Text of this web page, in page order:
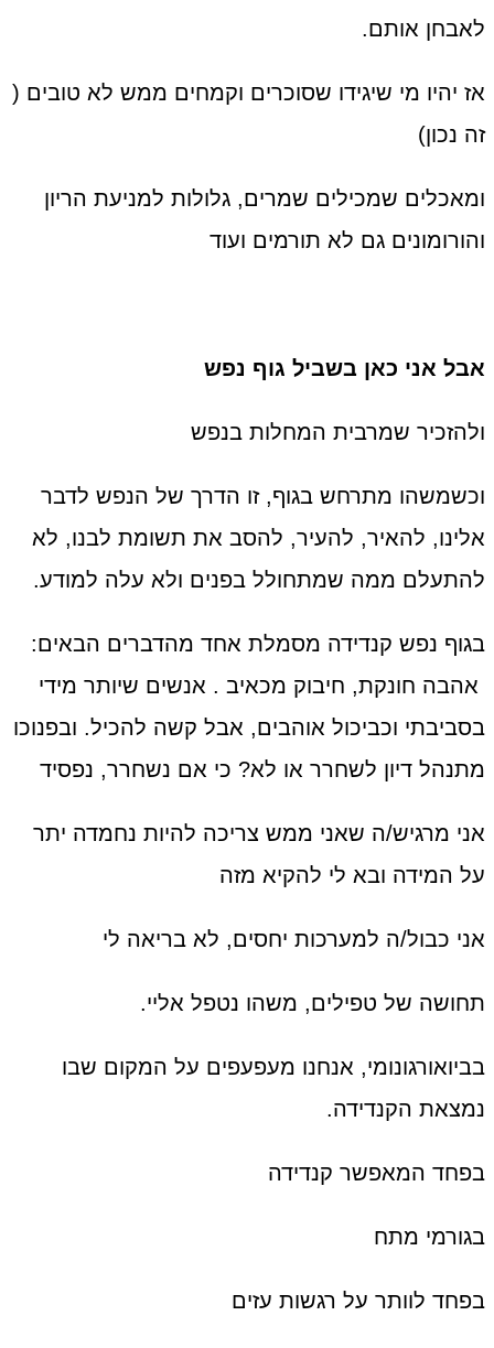
לאבחן אותם.
אז יהיו מי שיגידו שסוכרים וקמחים ממש לא טובים (
זה נכון)
ומאכלים שמכילים שמרים, גלולות למניעת הריון
והורומונים גם לא תורמים ועוד
אבל אני כאן בשביל גוף נפש
ולהזכיר שמרבית המחלות בנפש
וכשמשהו מתרחש בגוף, זו הדרך של הנפש לדבר
אלינו, להאיר, להעיר, להסב את תשומת לבנו, לא
להתעלם ממה שמתחולל בפנים ולא עלה למודע.
בגוף נפש קנדידה מסמלת אחד מהדברים הבאים:
אהבה חונקת, חיבוק מכאיב . אנשים שיותר מידי
בסביבתי וכביכול אוהבים, אבל קשה להכיל. ובפנוכו
מתנהל דיון לשחרר או לא? כי אם נשחרר, נפסיד
אני מרגיש/ה שאני ממש צריכה להיות נחמדה יתר
על המידה ובא לי להקיא מזה
אני כבול/ה למערכות יחסים, לא בריאה לי
תחושה של טפילים, משהו נטפל אליי.
בביואורגונומי, אנחנו מעפעפים על המקום שבו
נמצאת הקנדידה.
בפחד המאפשר קנדידה
בגורמי מתח
בפחד לוותר על רגשות עזים